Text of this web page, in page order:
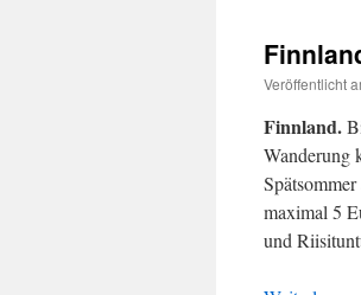
Veröffentlicht
Finnland.
Wanderung
maximal 5
und